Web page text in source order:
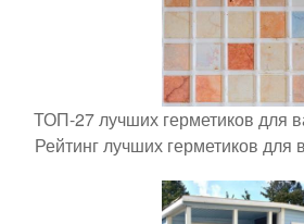
ТОП-27 лучших герметиков для
Рейтинг лучших герметиков для